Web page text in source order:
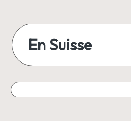
content
En Suisse